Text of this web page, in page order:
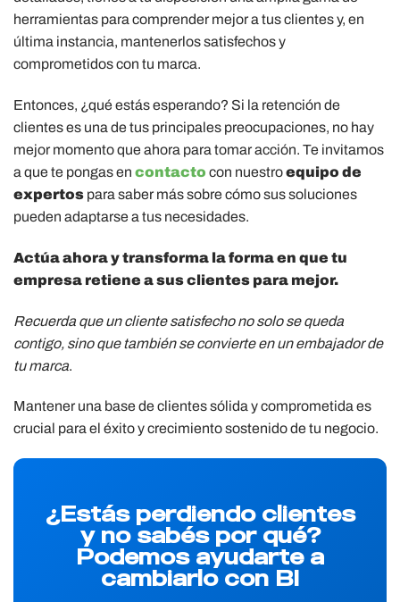
herramientas para comprender mejor a tus clientes y, en
última instancia, mantenerlos satisfechos y
comprometidos con tu marca.
Entonces, ¿qué estás esperando? Si la retención de
clientes es una de tus principales preocupaciones, no hay
mejor momento que ahora para tomar acción. Te invitamos
a que te pongas en contacto con nuestroequipo de
expertos para saber más sobre cómo sus soluciones
pueden adaptarse a tus necesidades.
Actúa ahora y transforma la forma en que tu
empresa retiene a sus clientes para mejor.
Recuerda que un cliente satisfecho no solo se queda
contigo, sino que también se convierte en un embajador de
tu marca.
Mantener una base de clientes sólida y comprometida es
crucial para el éxito y crecimiento sostenido de tu negocio.
¿Estás perdiendo clientes
y no sabés por qué?
Podemos ayudarte a
cambiarlo con BI